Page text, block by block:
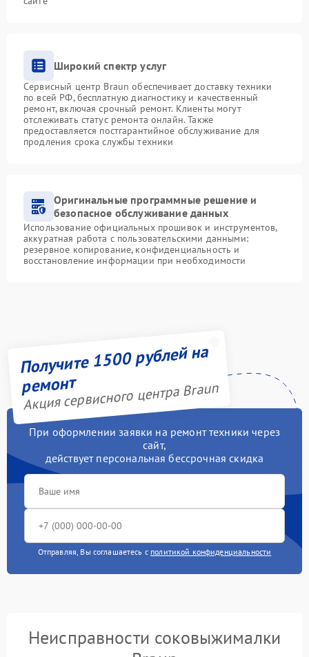
Широкий спектр услуг
Сервисный центр Braun обеспечивает доставку техники
по всей РФ, бесплатную диагностику и качественный
ремонт, включая срочный ремонт. Клиенты могут
отслеживать статус ремонта онлайн. Также
предоставляется постгарантийное обслуживание для
продления срока службы техники
Оригинальные программные решение и
безопасное обслуживание данных
Использование официальных прошивок и инструментов,
аккуратная работа с пользовательскими данными:
резервное копирование, конфиденциальность и
восстановление информации при необходимости
Получите 1500 рублей на
ремонт
Акция сервисного центра Braun
При оформлении заявки на ремонт техники через
сайт,
действует персональная бессрочная скидка
Отправляя, Вы соглашаетесь с политикой конфиденциальности
Неисправности соковыжималки